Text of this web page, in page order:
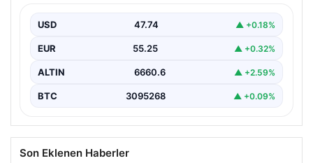
USD 47.74 ▲ +0.18%
EUR 55.25 ▲ +0.32%
ALTIN 6660.6 ▲ +2.59%
BTC 3095268 ▲ +0.09%
Son Eklenen Haberler